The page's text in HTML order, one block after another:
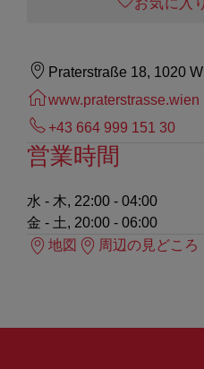
Praterstraße 18, 1020
www.praterstrasse.wien
+43 664 999 151 30
営業時間
水 - 木, 22:00 - 04:00
金 - 土, 20:00 - 06:00
地図
周辺の見どころ